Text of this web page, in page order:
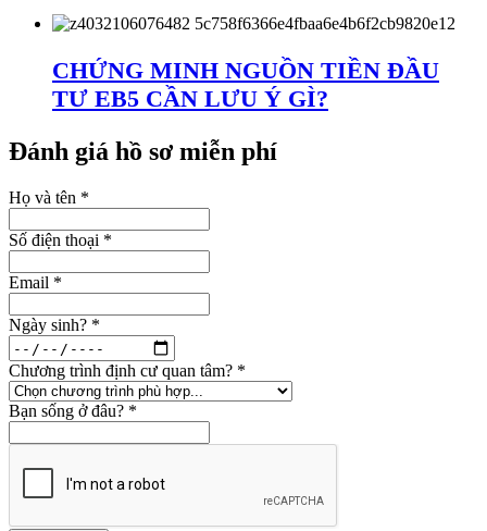
CHỨNG MINH NGUỒN TIỀN ĐẦU
TƯ EB5 CẦN LƯU Ý GÌ?
Đánh giá hồ sơ miễn phí
Họ và tên *
Số điện thoại *
Email *
Ngày sinh? *
Chương trình định cư quan tâm? *
Bạn sống ở đâu? *